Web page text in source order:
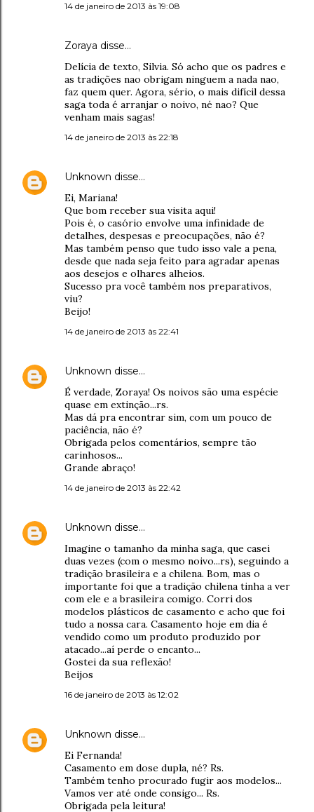
14 de janeiro de 2013 às 19:08
Zoraya disse…
Delícia de texto, Silvia. Só acho que os padres e
as tradições nao obrigam ninguem a nada nao,
faz quem quer. Agora, sério, o mais difícil dessa
saga toda é arranjar o noivo, né nao? Que
venham mais sagas!
14 de janeiro de 2013 às 22:18
Unknown disse…
Ei, Mariana!
Que bom receber sua visita aqui!
Pois é, o casório envolve uma infinidade de
detalhes, despesas e preocupações, não é?
Mas também penso que tudo isso vale a pena,
desde que nada seja feito para agradar apenas
aos desejos e olhares alheios.
Sucesso pra você também nos preparativos,
viu?
Beijo!
14 de janeiro de 2013 às 22:41
Unknown disse…
É verdade, Zoraya! Os noivos são uma espécie
quase em extinção...rs.
Mas dá pra encontrar sim, com um pouco de
paciência, não é?
Obrigada pelos comentários, sempre tão
carinhosos...
Grande abraço!
14 de janeiro de 2013 às 22:42
Unknown disse…
Imagine o tamanho da minha saga, que casei
duas vezes (com o mesmo noivo...rs), seguindo a
tradição brasileira e a chilena. Bom, mas o
importante foi que a tradição chilena tinha a ver
com ele e a brasileira comigo. Corri dos
modelos plásticos de casamento e acho que foi
tudo a nossa cara. Casamento hoje em dia é
vendido como um produto produzido por
atacado...aí perde o encanto...
Gostei da sua reflexão!
Beijos
16 de janeiro de 2013 às 12:02
Unknown disse…
Ei Fernanda!
Casamento em dose dupla, né? Rs.
Também tenho procurado fugir aos modelos...
Vamos ver até onde consigo... Rs.
Obrigada pela leitura!